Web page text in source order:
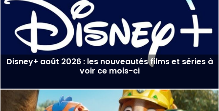
Disney+ août 2026 : les nouveautés films et séries à
voir ce mois-ci